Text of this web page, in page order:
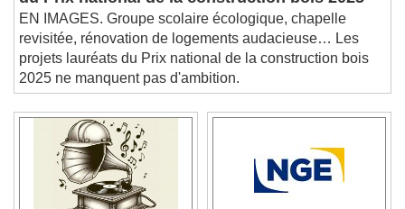
du Prix national de la construction bois 2025
EN IMAGES. Groupe scolaire écologique, chapelle
revisitée, rénovation de logements audacieuse… Les
projets lauréats du Prix national de la construction bois
2025 ne manquent pas d'ambition.